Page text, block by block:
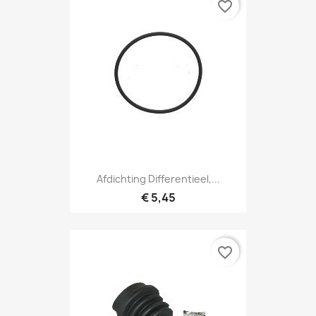
Afdichting Differentieel,...
€ 5,45
favorite_border
favorite_border